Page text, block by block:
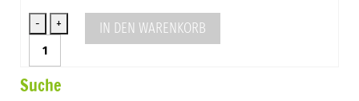
Schokolade
Himbeer
Datteln
IN DEN WARENKORB
Suche